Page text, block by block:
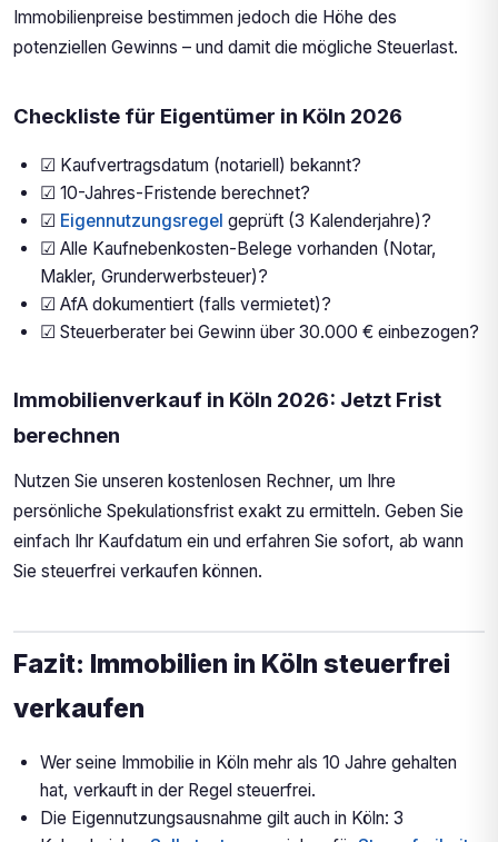
Immobilienpreise bestimmen jedoch die Höhe des
potenziellen Gewinns – und damit die mögliche Steuerlast.
Checkliste für Eigentümer in Köln 2026
☑ Kaufvertragsdatum (notariell) bekannt?
☑ 10-Jahres-Fristende berechnet?
☑ Eigennutzungsregel geprüft (3 Kalenderjahre)?
☑ Alle Kaufnebenkosten-Belege vorhanden (Notar,
Makler, Grunderwerbsteuer)?
☑ AfA dokumentiert (falls vermietet)?
☑ Steuerberater bei Gewinn über 30.000 € einbezogen?
Immobilienverkauf in Köln 2026: Jetzt Frist
berechnen
Nutzen Sie unseren kostenlosen Rechner, um Ihre
persönliche Spekulationsfrist exakt zu ermitteln. Geben Sie
einfach Ihr Kaufdatum ein und erfahren Sie sofort, ab wann
Sie steuerfrei verkaufen können.
Fazit: Immobilien in Köln steuerfrei
verkaufen
Wer seine Immobilie in Köln mehr als 10 Jahre gehalten
hat, verkauft in der Regel steuerfrei.
Die Eigennutzungsausnahme gilt auch in Köln: 3